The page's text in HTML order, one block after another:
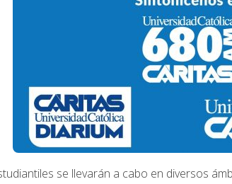
se llevarán a cabo en diversos